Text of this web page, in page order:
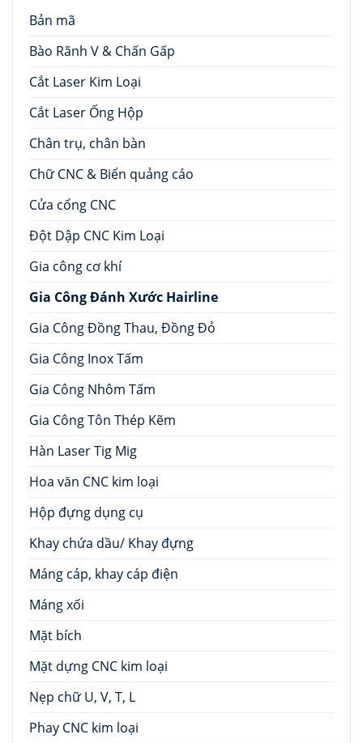
Bản mã
Bào Rãnh V & Chấn Gấp
Cắt Laser Kim Loại
Cắt Laser Ống Hộp
Chân trụ, chân bàn
Chữ CNC & Biển quảng cáo
Cửa cổng CNC
Đột Dập CNC Kim Loại
Gia công cơ khí
Gia Công Đánh Xước Hairline
Gia Công Đồng Thau, Đồng Đỏ
Gia Công Inox Tấm
Gia Công Nhôm Tấm
Gia Công Tôn Thép Kẽm
Hàn Laser Tig Mig
Hoa văn CNC kim loại
Hộp đựng dụng cụ
Khay chứa dầu/ Khay đựng
Máng cáp, khay cáp điện
Máng xối
Mặt bích
Mặt dựng CNC kim loại
Nẹp chữ U, V, T, L
Phay CNC kim loại